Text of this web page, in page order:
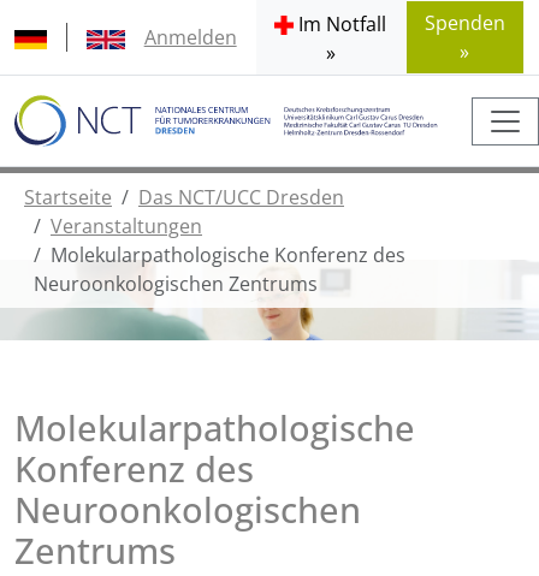
Anmelden
Im Notfall
»
Spenden
»
Startseite
Das NCT/UCC Dresden
Veranstaltungen
Molekularpathologische Konferenz des
Neuroonkologischen Zentrums
Molekularpathologische
Konferenz des
Neuroonkologischen
Zentrums